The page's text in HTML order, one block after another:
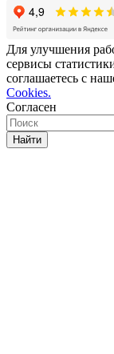
Для улучшения
сервисы
соглашаетесь с
Cookies.
Согласен
Найти